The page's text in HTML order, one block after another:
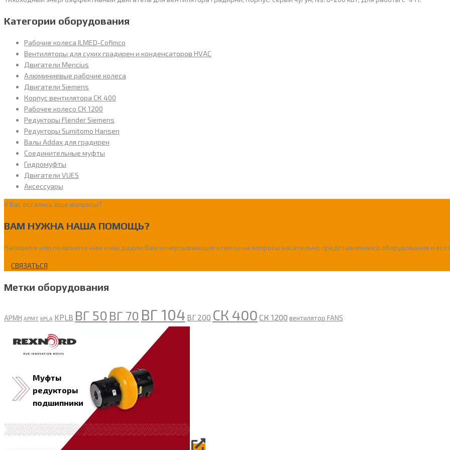
Категории оборудования
Рабочие колеса ILMED-Cofimco
Вентиляторы для сухих градирен и конденсаторов HVAC
Двигатели Mencius
Алюминиевые рабочие колеса
Двигатели Siemens
Корпус вентилятора СК 400
Рабочее колесо СК 1200
Редукторы Flender Siemens
Редукторы Sumitomo Hansen
Валы Addax для градирен
Соединительные муфты
Гидромуфты
Двигатели VUES
Аксессуары
У Вас остались еще вопросы?
ВАМ НУЖНА НАША ПОМОЩЬ?
Напишите или позвоните нам и мы дадим Вам исчерпывающие ответы на вопросы касательно представленного оборудования и его
СВЯЗАТЬСЯ
Метки оборудования
APMH APMT KPLA KPLB ВГ 50 ВГ 70 ВГ 104 ВГ 200 СК 400 СК 1200 вентилятор FANS
Муфты
редукторы
подшипники